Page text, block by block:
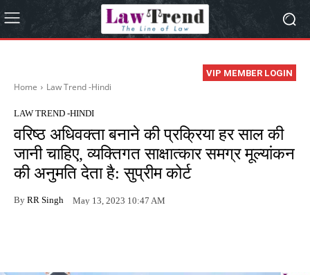
VIP MEMBER LOGIN
Home Law Trend -Hindi
LAW TREND -HINDI
वरिष्ठ अधिवक्ता बनाने की प्रक्रिया हर साल की
जानी चाहिए, व्यक्तिगत साक्षात्कार समग्र मूल्यांकन
की अनुमति देता है: सुप्रीम कोर्ट
By RR Singh May 13, 2023 10:47 AM